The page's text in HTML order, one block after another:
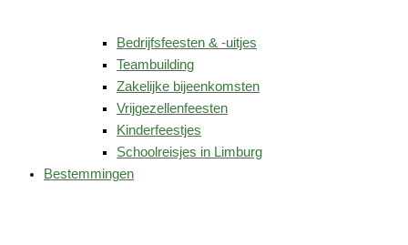
Bedrijfsfeesten & -uitjes
Teambuilding
Zakelijke bijeenkomsten
Vrijgezellenfeesten
Kinderfeestjes
Schoolreisjes in Limburg
Bestemmingen